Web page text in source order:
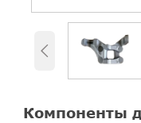

Компоненты